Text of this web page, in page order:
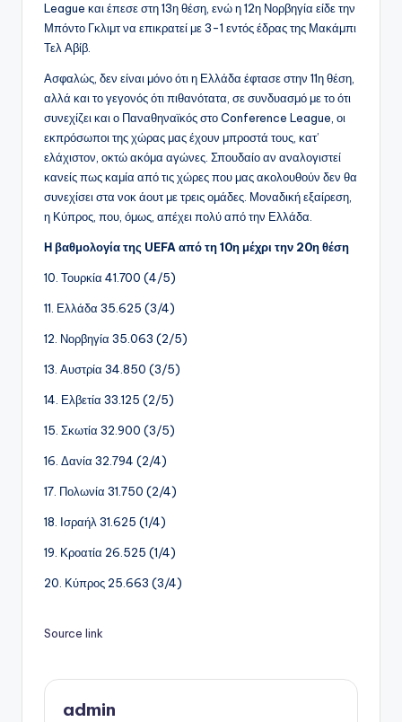
League και έπεσε στη 13η θέση, ενώ η 12η Νορβηγία είδε την
Μπόντο Γκλιμτ να επικρατεί με 3-1 εντός έδρας της Μακάμπι
Τελ Αβίβ.
Ασφαλώς, δεν είναι μόνο ότι η Ελλάδα έφτασε στην 11η θέση,
αλλά και το γεγονός ότι πιθανότατα, σε συνδυασμό με το ότι
συνεχίζει και ο Παναθηναϊκός στο Conference League, οι
εκπρόσωποι της χώρας μας έχουν μπροστά τους, κατ’
ελάχιστον, οκτώ ακόμα αγώνες. Σπουδαίο αν αναλογιστεί
κανείς πως καμία από τις χώρες που μας ακολουθούν δεν θα
συνεχίσει στα νοκ άουτ με τρεις ομάδες. Μοναδική εξαίρεση,
η Κύπρος, που, όμως, απέχει πολύ από την Ελλάδα.
Η βαθμολογία της UEFA από τη 10η μέχρι την 20η θέση
10. Τουρκία 41.700 (4/5)
11. Ελλάδα 35.625 (3/4)
12. Νορβηγία 35.063 (2/5)
13. Αυστρία 34.850 (3/5)
14. Ελβετία 33.125 (2/5)
15. Σκωτία 32.900 (3/5)
16. Δανία 32.794 (2/4)
17. Πολωνία 31.750 (2/4)
18. Ισραήλ 31.625 (1/4)
19. Κροατία 26.525 (1/4)
20. Κύπρος 25.663 (3/4)
Source link
admin